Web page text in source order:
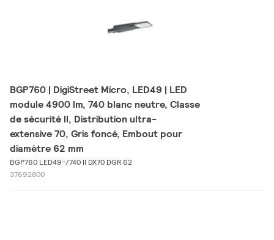
BGP760 | DigiStreet Micro, LED49 | LED
module 4900 lm, 740 blanc neutre, Classe
de sécurité II, Distribution ultra-
extensive 70, Gris foncé, Embout pour
diamètre 62 mm
BGP760 LED49-/740 II DX70 DGR 62
37692800